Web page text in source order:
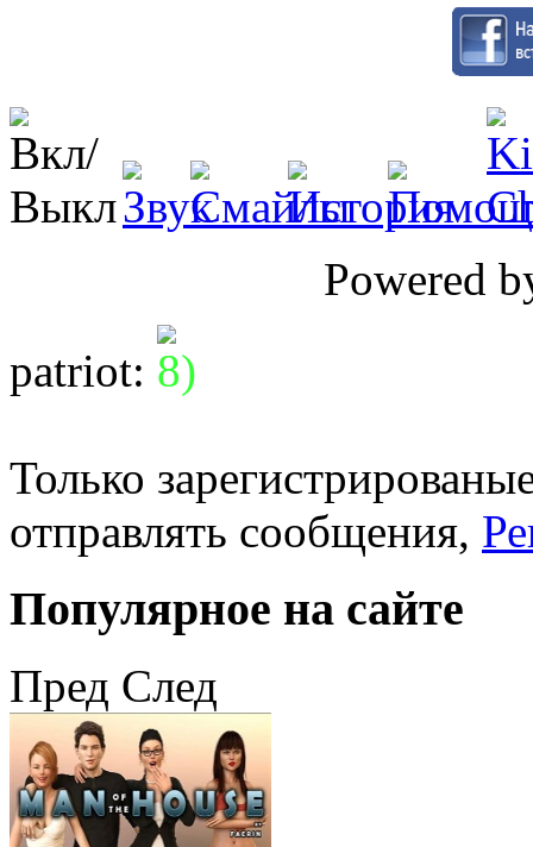
Powered
patriot:
Только
отправлять сообщения,
Популярное на сайте
Пред След